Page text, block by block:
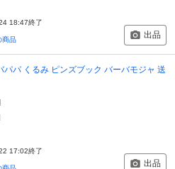
18:47終了
商品 出品
パパ くるみ ピンズブック バーバモジャ 送
17:02終了
出品